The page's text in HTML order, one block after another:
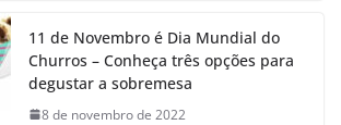
11 de Novembro é Dia Mundial do
Churros – Conheça três opções para
degustar a sobremesa
8 de novembro de 2022